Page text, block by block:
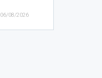
06/08/2026